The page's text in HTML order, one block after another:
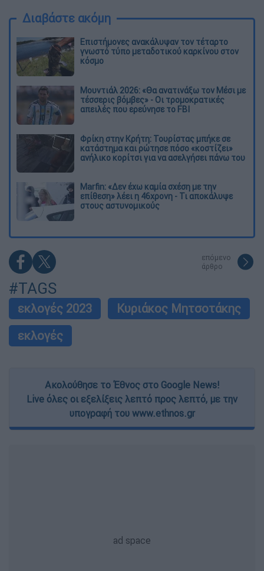
Διαβάστε ακόμη
Επιστήμονες ανακάλυψαν τον τέταρτο
γνωστό τύπο μεταδοτικού καρκίνου στον
κόσμο
Μουντιάλ 2026: «Θα ανατινάξω τον Μέσι με
τέσσερις βόμβες» - Οι τρομοκρατικές
απειλές που ερεύνησε το FBI
Φρίκη στην Κρήτη: Τουρίστας μπήκε σε
κατάστημα και ρώτησε πόσο «κοστίζει»
ανήλικο κορίτσι για να ασελγήσει πάνω του
Marfin: «Δεν έχω καμία σχέση με την
επίθεση» λέει η 46χρονη - Τι αποκάλυψε
στους αστυνομικούς
επόμενο
άρθρο
#TAGS
εκλογές 2023
Κυριάκος Μητσοτάκης
εκλογές
Ακολούθησε το Έθνος στο Google News!
Live όλες οι εξελίξεις λεπτό προς λεπτό, με την
υπογραφή του www.ethnos.gr